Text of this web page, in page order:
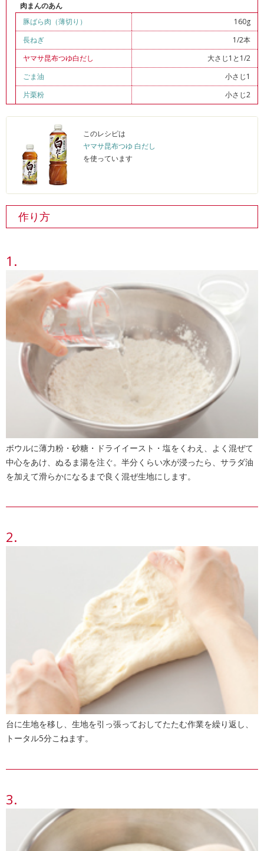
肉まんのあん
豚ばら肉（薄切り）
160g
長ねぎ
1/2本
ヤマサ昆布つゆ白だし
大さじ1と1/2
ごま油
小さじ1
片栗粉
小さじ2
このレシピは
ヤマサ昆布つゆ 白だし
を使っています
作り方
ボウルに薄力粉・砂糖・ドライイースト・塩をくわえ、よく混ぜて
中心をあけ、ぬるま湯を注ぐ。半分くらい水が浸ったら、サラダ油
を加えて滑らかになるまで良く混ぜ生地にします。
台に生地を移し、生地を引っ張っておしてたたむ作業を繰り返し、
トータル5分こねます。